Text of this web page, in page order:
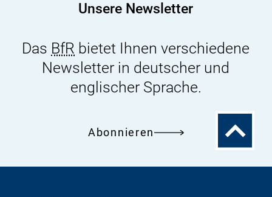
ist
die
Einstufung
unerheblich
Unsere Newsletter
Das BfR bietet Ihnen verschiedene
Newsletter in deutscher und
englischer Sprache.
Abonnieren
Zum